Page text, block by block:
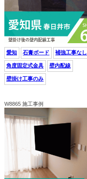
愛知 石膏ボード 補強工事なし
角度固定式金具 壁内配線
壁掛け工事のみ
W8865 施工事例